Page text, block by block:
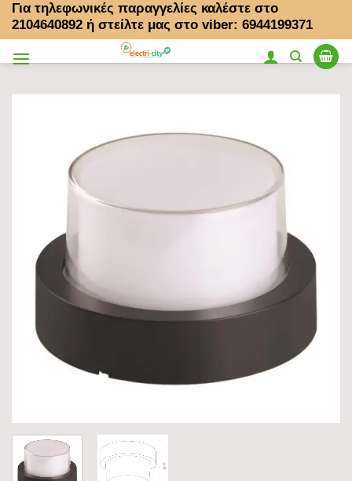
Μετάβαση
στο
Για τηλεφωνικές παραγγελίες καλέστε στο
2104640892 ή στείλτε μας στο viber: 6944199371